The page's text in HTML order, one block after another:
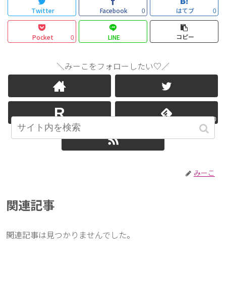
Twitter Facebook 0 はてブ 0
Pocket 0 LINE コピー
＼みーこをフォローしたい♡／
0
みーこ
関連記事
関連記事は見つかりませんでした。